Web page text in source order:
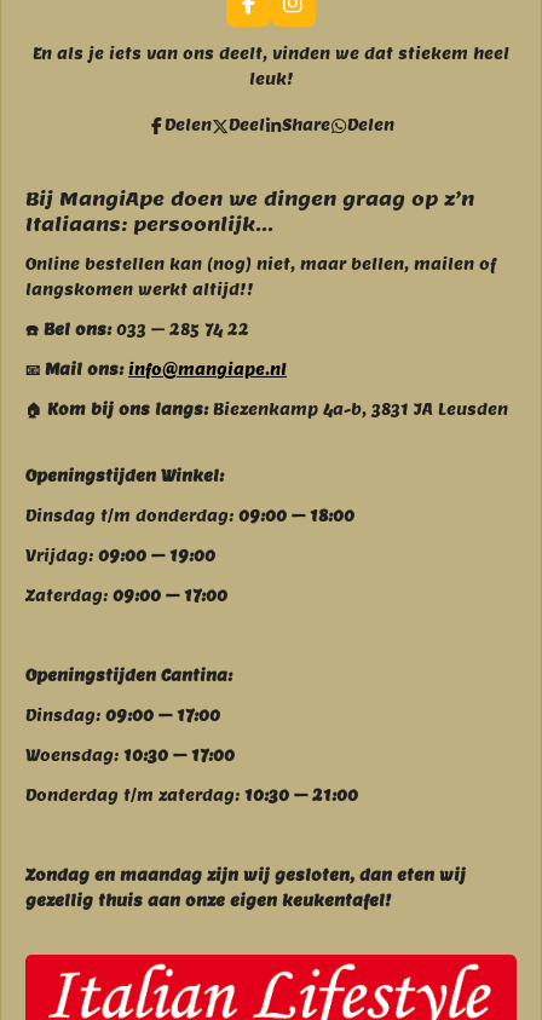
F
a
c
e
b
o
I
n
s
t
a
r
En als je iets van ons deelt, vinden we dat stiekem heel
leuk!
Delen Deel Share Delen
Bij MangiApe doen we dingen graag op z’n
Italiaans: persoonlijk...
Online bestellen kan (nog) niet, maar bellen, mailen of
langskomen werkt altijd!!
☎️ Bel ons: 033 – 285 74 22
📧 Mail ons: info@mangiape.nl
🏠 Kom bij ons langs: Biezenkamp 4a-b, 3831 JA Leusden
Openingstijden Winkel:
Dinsdag t/m donderdag: 09:00 – 18:00
Vrijdag: 09:00 – 19:00
Zaterdag: 09:00 – 17:00
Openingstijden Cantina:
Dinsdag: 09:00 – 17:00
Woensdag: 10:30 – 17:00
Donderdag t/m zaterdag: 10:30 – 21:00
Zondag en maandag zijn wij gesloten, dan eten wij
gezellig thuis aan onze eigen keukentafel!